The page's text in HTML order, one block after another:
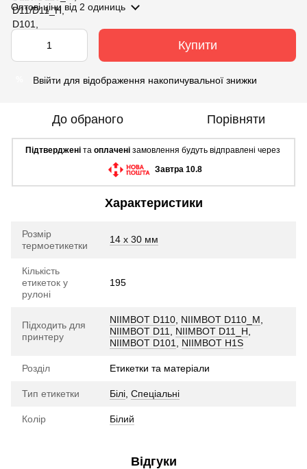
Оптові ціни від 2 одиниць
Купити
Ввійти для відображення накопичувальної знижки
До обраного Порівняти
Підтверджені та оплаченізамовлення будуть відправлені через
Завтра 10.8
Характеристики
Розмір
термоетикетки
14 х 30 мм
Кількість
етикеток у
рулоні
195
Підходить для
принтеру
NIIMBOT D110 NIIMBOT D110_M
NIIMBOT D11
NIIMBOT D11_H
NIIMBOT D101
NIIMBOT H1S
Розділ Етикетки та матеріали
Тип етикетки Білі Спеціальні
Колір Білий
Відгуки